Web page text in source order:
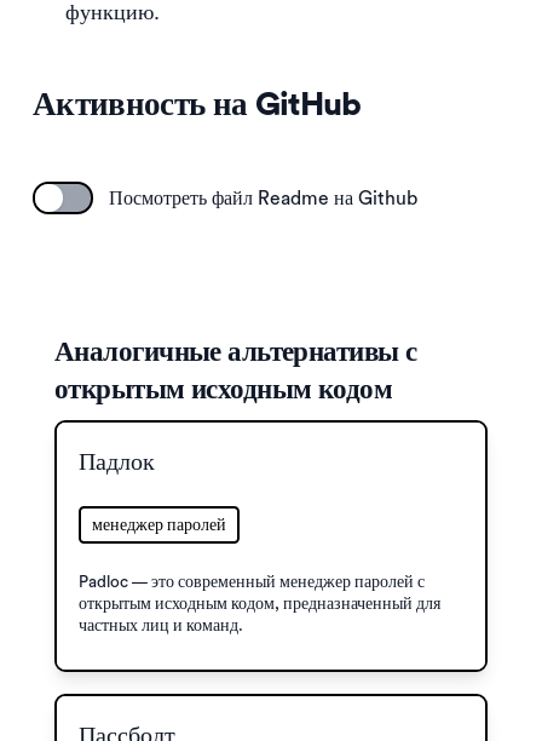
функцию.
Активность на GitHub
Посмотреть файл Readme на Github
Аналогичные альтернативы с
открытым исходным кодом
Падлок
менеджер паролей
Padloc — это современный менеджер паролей с
открытым исходным кодом, предназначенный для
частных лиц и команд.
Пассболт